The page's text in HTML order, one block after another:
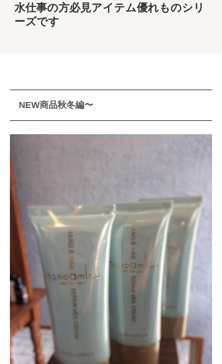
水仕事の方必見アイテム優れものシリ
ーズです
NEW商品秋冬編〜